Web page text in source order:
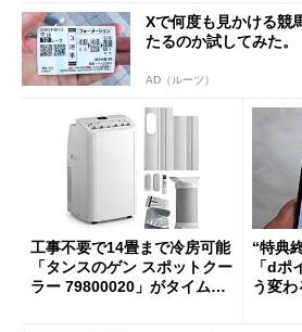
Xで何度も見かける競
たるのか試してみた。
AD（ルーツ）
工事不要で14畳まで冷房可能
「タンスのゲン スポットクー
ラー 79800020」がタイムセ
“特典
「dポ
う変